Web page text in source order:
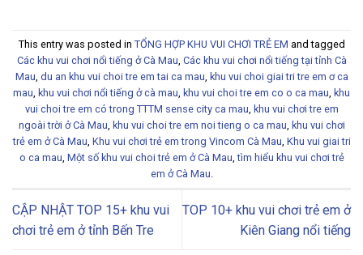
This entry was posted in TỔNG HỢP KHU VUI CHƠI TRẺ EM and tagged
Các khu vui chơi nổi tiếng ở Cà Mau Các khu vui chơi nổi tiếng tại tỉnh Cà
Mau du an khu vui choi tre em tai ca mau khu vui choi giai tri tre em ơ ca
mau khu vui chơi nổi tiếng ở cà mau khu vui choi tre em co o ca mau khu
vui choi tre em có trong TTTM sense city ca mau khu vui chơi tre em
ngoài trời ở Cà Mau khu vui choi tre em noi tieng o ca mau khu vui chơi
trẻ em ở Cà Mau Khu vui chơi trẻ em trong Vincom Cà Mau Khu vui giai tri
o ca mau Một số khu vui choi trẻ em ở Cà Mau ,tìm hiểu khu vui chơi trẻ
em ở Cà Mau
CẬP NHẬT TOP 15+ khu vui
chơi trẻ em ở tỉnh Bến Tre
TOP 10+ khu vui chơi trẻ em ở
Kiên Giang nổi tiếng